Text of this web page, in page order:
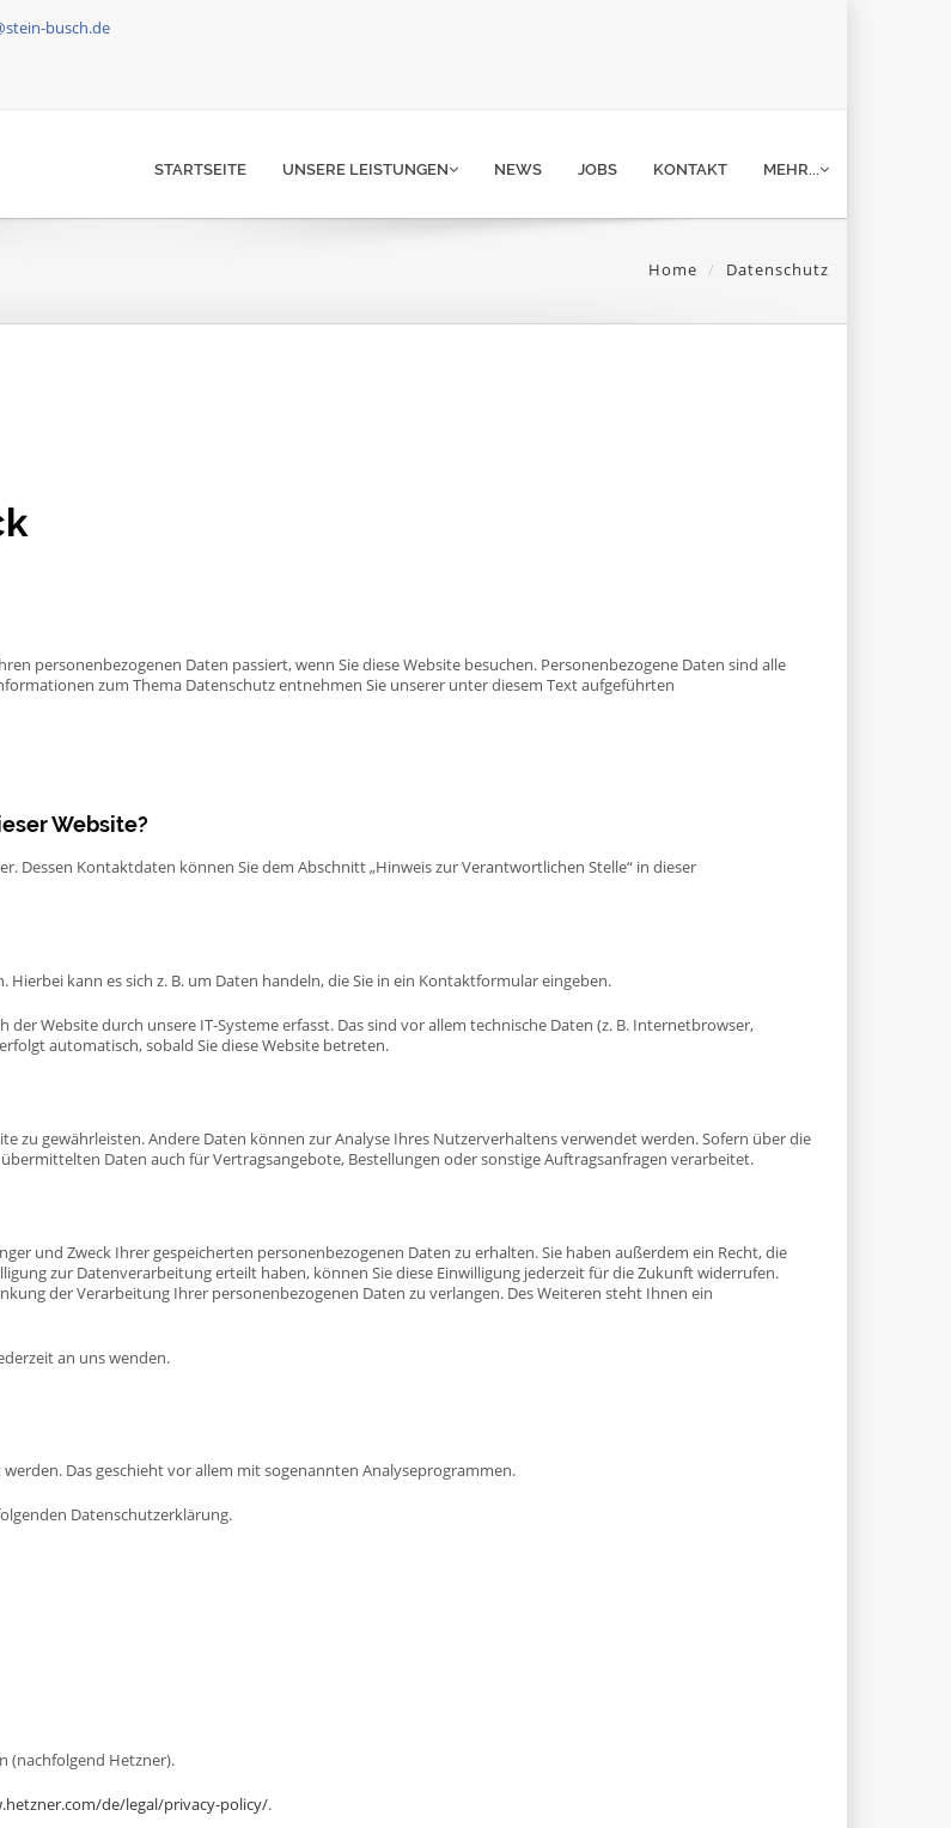
busch.de
STARTSEITE UNSERE LEISTUNGEN NEWS JOBS KONTAKT MEHR...
Home Datenschutz
personenbezogenen Daten passiert, wenn Sie diese Website besuchen. Personenbezogene Daten sind alle
zum Thema Datenschutz entnehmen Sie unserer unter diesem Text aufgeführten
Website?
Dessen Kontaktdaten können Sie dem Abschnitt „Hinweis zur Verantwortlichen Stelle“ in dieser
kann es sich z. B. um Daten handeln, die Sie in ein Kontaktformular eingeben.
Website durch unsere IT-Systeme erfasst. Das sind vor allem technische Daten (z. B. Internetbrowser,
automatisch, sobald Sie diese Website betreten.
zu gewährleisten. Andere Daten können zur Analyse Ihres Nutzerverhaltens verwendet werden. Sofern über die
Daten auch für Vertragsangebote, Bestellungen oder sonstige Auftragsanfragen verarbeitet.
und Zweck Ihrer gespeicherten personenbezogenen Daten zu erhalten. Sie haben außerdem ein Recht, die
zur Datenverarbeitung erteilt haben, können Sie diese Einwilligung jederzeit für die Zukunft widerrufen.
der Verarbeitung Ihrer personenbezogenen Daten zu verlangen. Des Weiteren steht Ihnen ein
an uns wenden.
Das geschieht vor allem mit sogenannten Analyseprogrammen.
Datenschutzerklärung.
(nachfolgend Hetzner).
de/legal/privacy-policy/.